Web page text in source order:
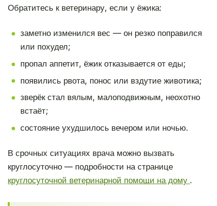
Обратитесь к ветеринару, если у ёжика:
заметно изменился вес — он резко поправился
или похудел;
пропал аппетит, ёжик отказывается от еды;
появились рвота, понос или вздутие животика;
зверёк стал вялым, малоподвижным, неохотно
встаёт;
состояние ухудшилось вечером или ночью.
В срочных ситуациях врача можно вызвать
круглосуточно — подробности на странице
круглосуточной ветеринарной помощи на дому .